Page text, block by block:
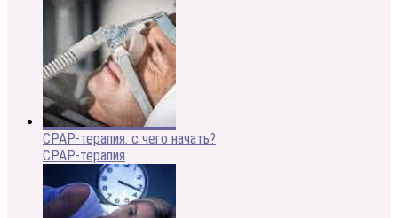
CPAP-терапия: с чего начать?
CPAP-терапия